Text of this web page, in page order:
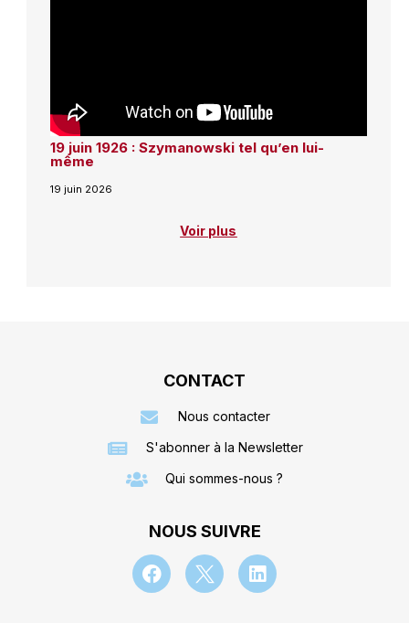
19 juin 1926 : Szymanowski tel qu’en lui-
même
19 juin 2026
Voir plus
CONTACT
Nous contacter
S'abonner à la Newsletter
Qui sommes-nous ?
NOUS SUIVRE